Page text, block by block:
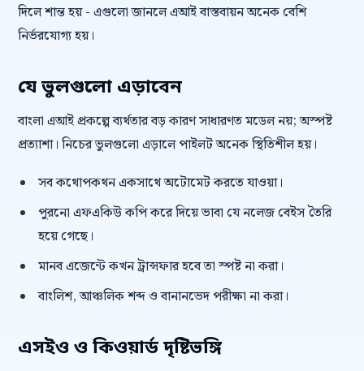
দিলে শান্ত হয় - এগুলো জানলে এআই বাস্তবায়ন অনেক বেশি
নির্ভরযোগ্য হয়।
যে ভুলগুলো এড়াবেন
বাংলা এআই প্রকল্পে ব্যর্থতার বড় কারণ সাধারণত মডেল নয়; অস্পষ্ট
প্রত্যাশা। নিচের ভুলগুলো এড়ালে পাইলট অনেক স্থিতিশীল হয়।
সব কথোপকথন একসাথে অটোমেট করতে যাওয়া।
পুরনো এফএকিউ কপি করে দিয়ে ভাবা যে নলেজ বেইস তৈরি
হয়ে গেছে।
মানব এজেন্টে কখন ট্রান্সফার হবে তা স্পষ্ট না করা।
বাংলিশ, আঞ্চলিক শব্দ ও বানানভেদ পরীক্ষা না করা।
এসইও ও কিওয়ার্ড দৃষ্টিভঙ্গি